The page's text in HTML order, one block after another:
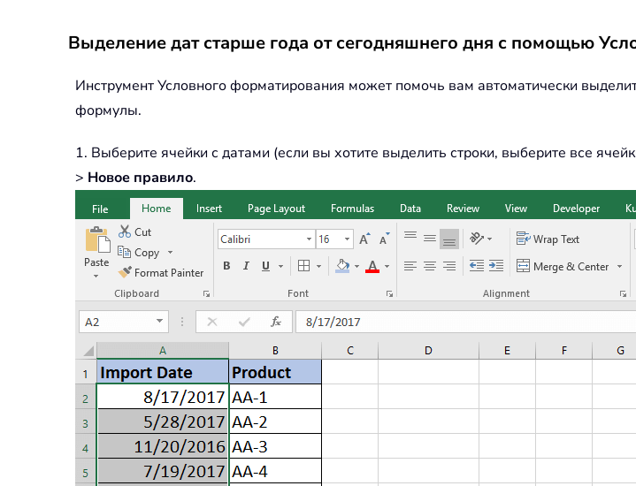
Выделение дат старше года от сегодняшнего дня с помощью
Инструмент Условного форматирования может помочь вам автоматически
формулы.
1. Выберите ячейки с датами (если вы хотите выделить строки, выберите все
> Новое правило.